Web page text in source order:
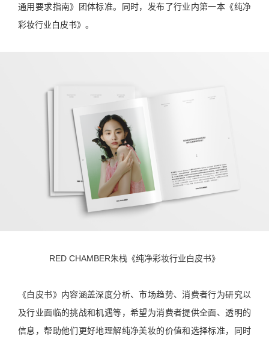
通用要求指南》团体标准。同时，发布了行业内第一本《纯净
彩妆行业白皮书》。
RED CHAMBER朱栈《纯净彩妆行业白皮书》
《白皮书》内容涵盖深度分析、市场趋势、消费者行为研究以
及行业面临的挑战和机遇等，希望为消费者提供全面、透明的
信息，帮助他们更好地理解纯净美妆的价值和选择标准，同时